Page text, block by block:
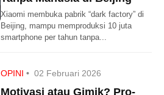
Xiaomi membuka pabrik “dark factory” di
Beijing, mampu memproduksi 10 juta
smartphone per tahun tanpa...
OPINI • 02 Februari 2026
Motivasi atau Gimik? Pro-